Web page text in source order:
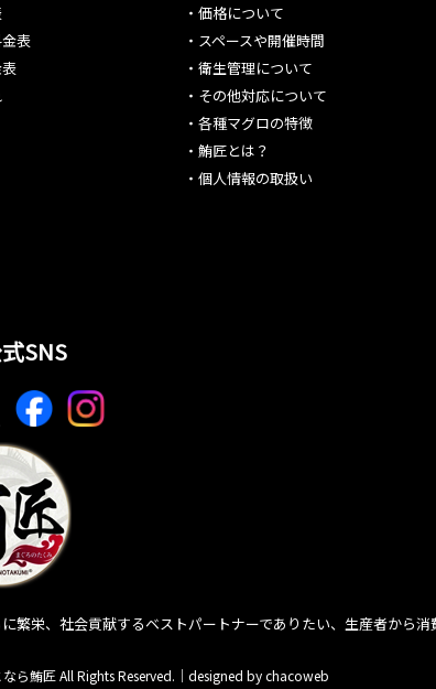
表
・価格について
・ スペースや開催時間
・衛生管理について
・ その他対応について
・各種マグロの特徴
・鮪匠とは？
・個人情報の取扱い
SNS
栄、社会貢献するベストパートナーでありたい、生産者から消
ら鮪匠 All Rights Reserved.｜ designed by chacoweb